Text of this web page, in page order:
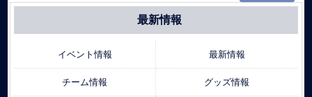
最新情報
イベント情報 最新情報
チーム情報 グッズ情報